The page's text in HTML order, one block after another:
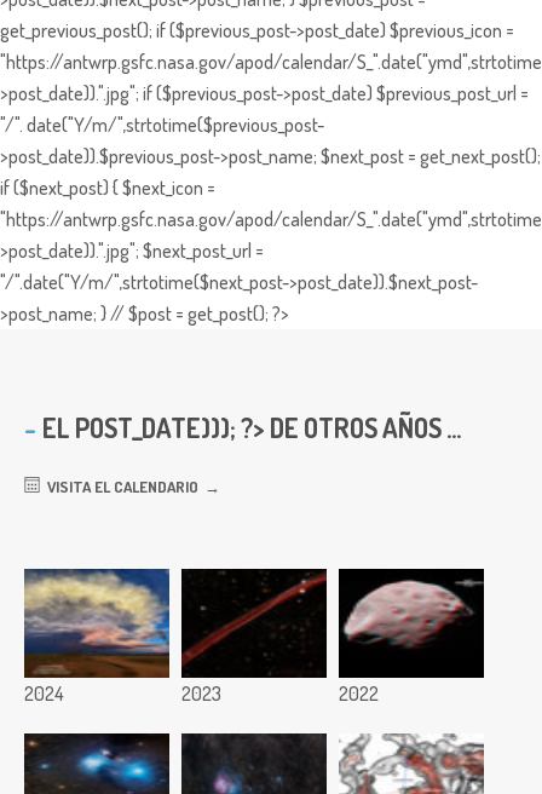
get_previous_post(); if ($previous_post->post_date) $previous_icon =
"https://antwrp.gsfc.nasa.gov/apod/calendar/
>post_date)).".jpg"; if ($previous_post->post_date) $previous_post_url =
"/". date("Y/m/",strtotime($previous_post-
>post_date)).$previous_post->post_name; $next_post = get_next_post();
if ($next_post) { $next_icon =
"https://antwrp.gsfc.nasa.gov/apod/calendar/
>post_date)).".jpg"; $next_post_url =
"/".date("Y/m/",strtotime($next_post->post_date)).$next_post-
>post_name; } // $post = get_post(); ?>
EL POST_DATE))); ?> DE OTROS AÑOS ...
VISITA EL CALENDARIO
2024 2023 2022